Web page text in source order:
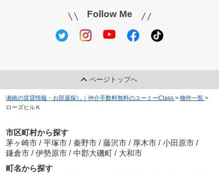
Follow Me
ページトップへ
湘南の賃貸情報・お部屋探し｜仲介手数料無料のユーミーClass > 物件一覧 >
ローズヒルＫ
市区町村から探す
茅ヶ崎市 / 平塚市 / 秦野市 / 藤沢市 / 厚木市 / 小田原市 /
鎌倉市 / 伊勢原市 / 中郡大磯町 / 大和市
町名から探す